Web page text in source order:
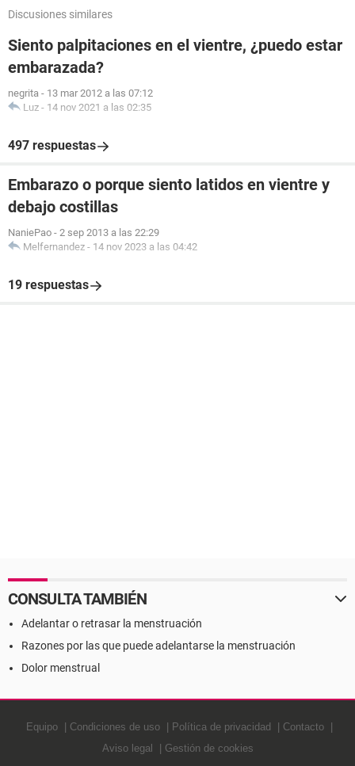
Discusiones similares
Siento palpitaciones en el vientre, ¿puedo estar
embarazada?
negrita - 13 mar 2012 a las 07:12
Luz - 14 nov 2021 a las 02:35
497 respuestas
Embarazo o porque siento latidos en vientre y
debajo costillas
NaniePao - 2 sep 2013 a las 22:29
Melfernandez - 14 nov 2023 a las 04:42
19 respuestas
CONSULTA TAMBIÉN
Adelantar o retrasar la menstruación
Razones por las que puede adelantarse la menstruación
Dolor menstrual
Equipo Condiciones de uso Política de privacidad
Contacto
Aviso legal
Gestión de cookies